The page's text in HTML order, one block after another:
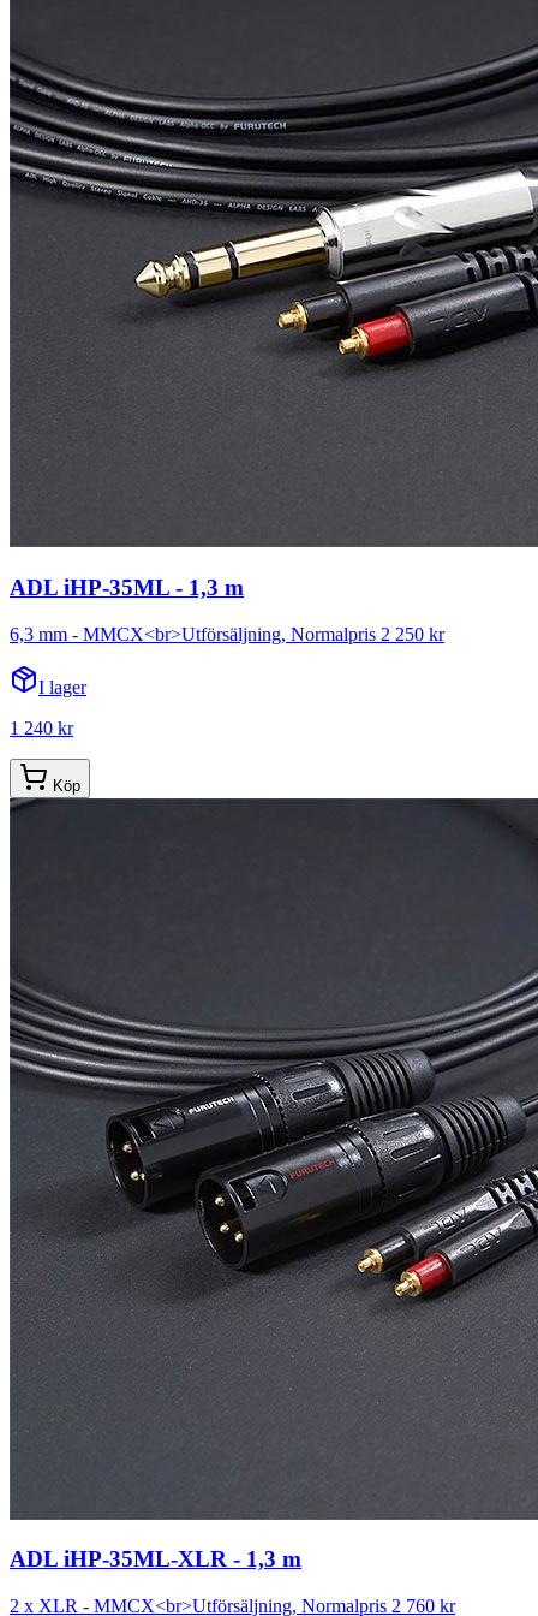
ADL iHP-35ML - 1,3 m
6,3 mm - MMCX<br>Utförsäljning, Normalpris 2 250 kr
I lager
1 240 kr
Köp
ADL iHP-35ML-XLR - 1,3 m
2 x XLR - MMCX<br>Utförsäljning, Normalpris 2 760 kr